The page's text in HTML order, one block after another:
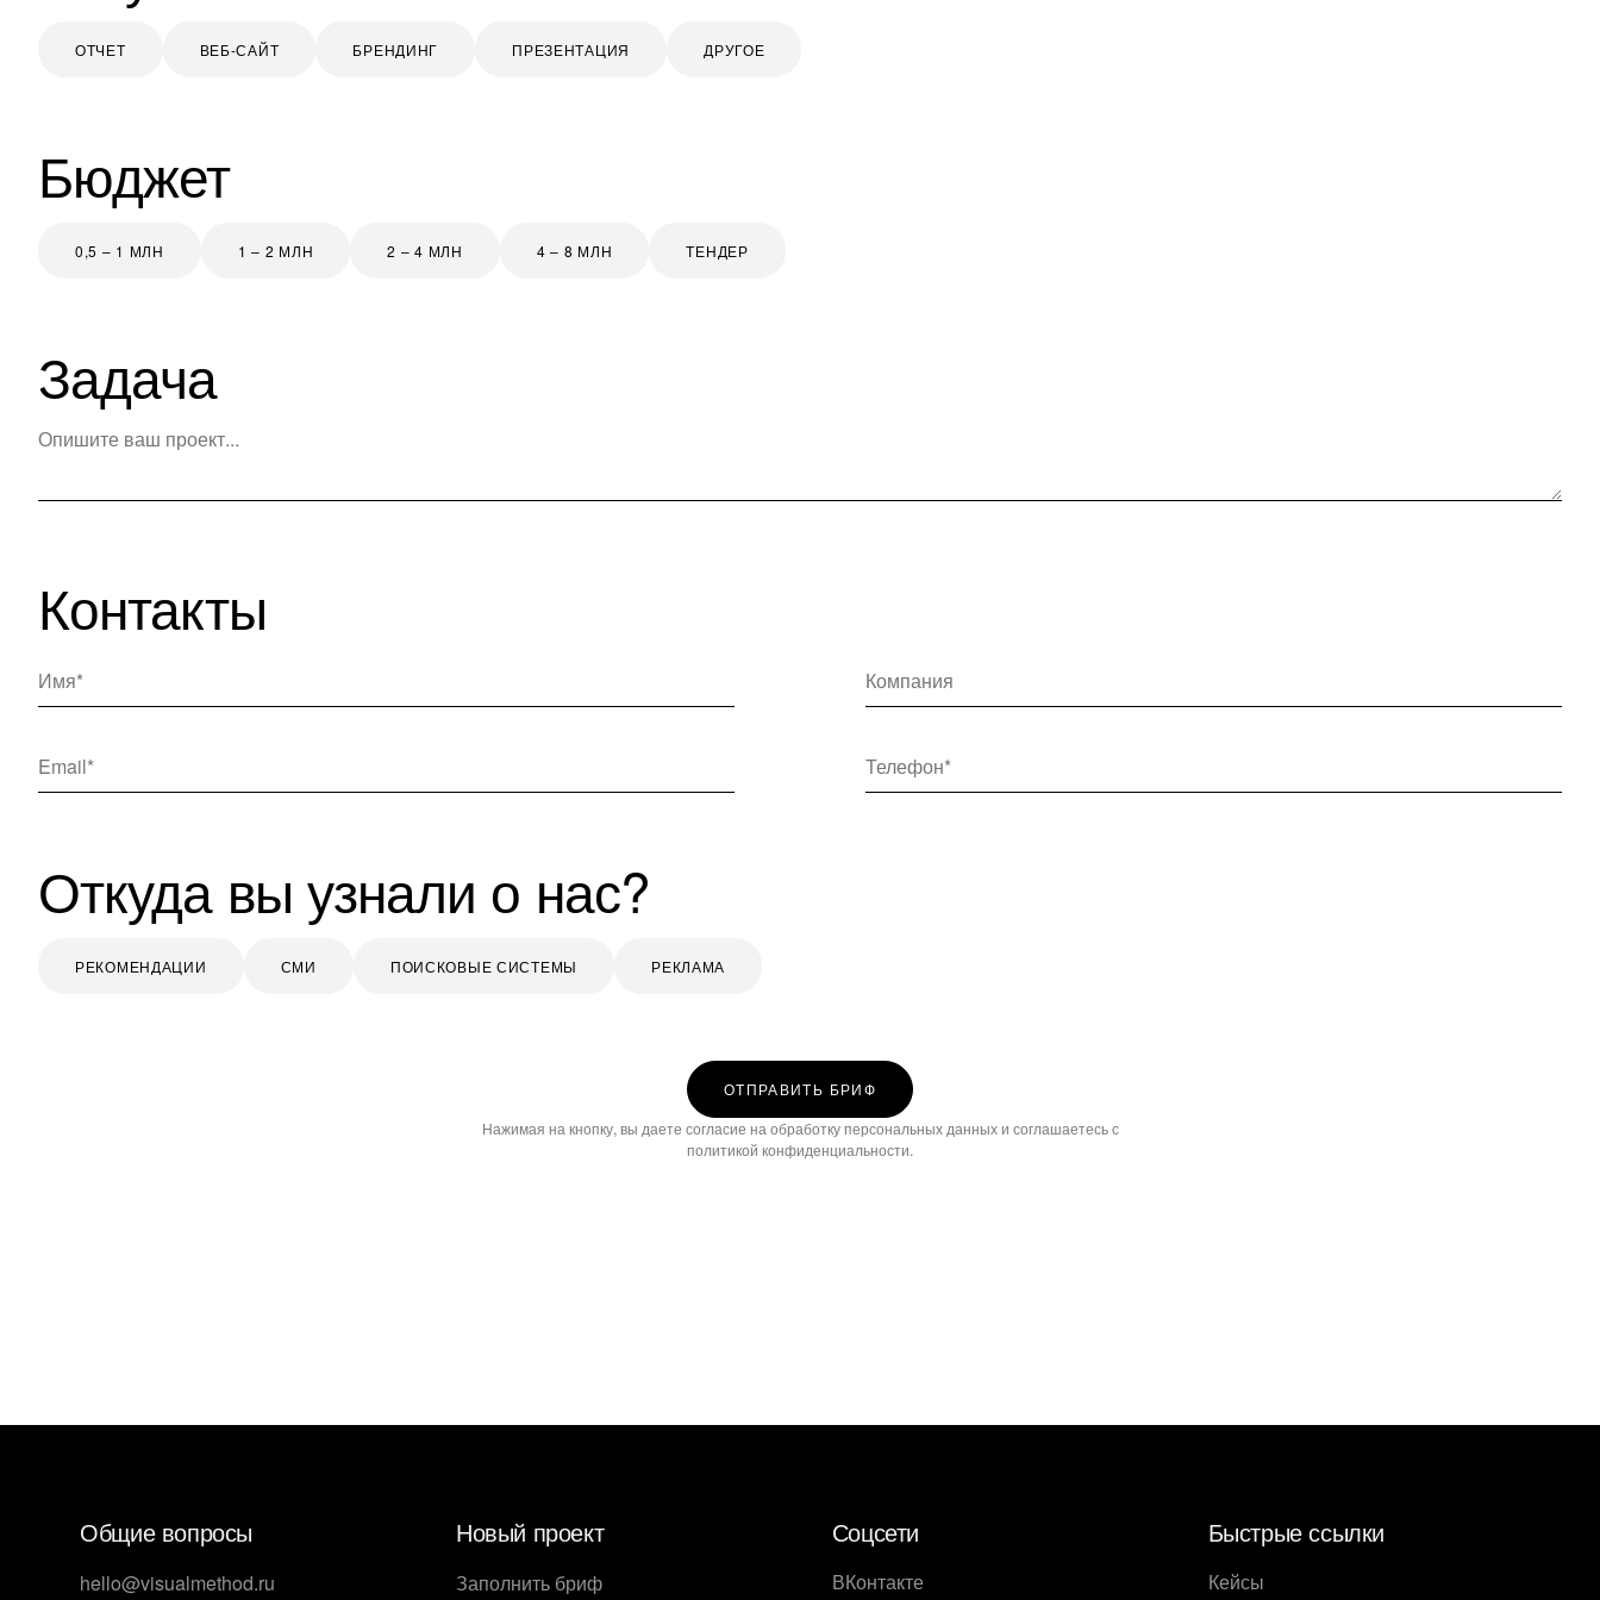
ОТЧЕТ ВЕБ-САЙТ БРЕНДИНГ ПРЕЗЕНТАЦИЯ ДРУГОЕ
Бюджет
0,5 – 1 МЛН 1 – 2 МЛН 2 – 4 МЛН 4 – 8 МЛН ТЕНДЕР
Задача
Контакты
Имя Компания
Email Телефон
Откуда вы узнали о нас?
РЕКОМЕНДАЦИИ СМИ ПОИСКОВЫЕ СИСТЕМЫ РЕКЛАМА
ОТПРАВИТЬ БРИФ
Нажимая на кнопку, вы даете согласие на обработку персональных данных и соглашаетесь с
политикой конфиденциальности.
Общие вопросы
hello@visualmethod.ru
Новый проект
Заполнить бриф
Соцсети
ВКонтакте
Быстрые ссылки
Кейсы